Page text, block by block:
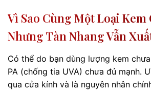
Vì Sao Cùng Một Loại Kem
Nhưng Tàn Nhang Vẫn
Có thể do bạn dùng lượng kem
PA (chống tia UVA) chưa đủ mạnh.
qua cửa kính và là nguyên nhân